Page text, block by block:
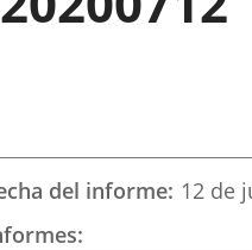
del informe 12 de